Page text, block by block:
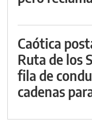
Caótica
Ruta de los
fila de
cadenas